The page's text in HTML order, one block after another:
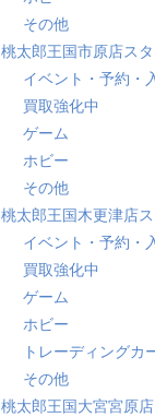
その他
桃太郎王国市原店ス
イベント・予約・
買取強化中
ゲーム
ホビー
その他
桃太郎王国木更津店
イベント・予約・
買取強化中
ゲーム
ホビー
トレーディングカ
その他
桃太郎王国大宮宮原